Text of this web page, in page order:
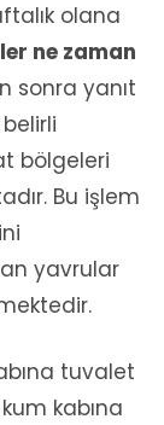
olana
ne zaman
sonra yanıt
bölgeleri
Bu işlem
yavrular
tuvalet
kabına